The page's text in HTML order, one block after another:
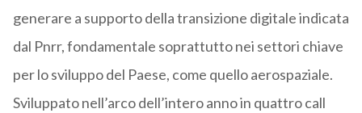
generare a supporto della transizione digitale indicata
dal Pnrr, fondamentale soprattutto nei settori chiave
per lo sviluppo del Paese, come quello aerospaziale.
Sviluppato nell’arco dell’intero anno in quattro call